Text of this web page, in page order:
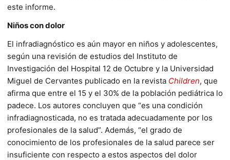
este informe.
Niños con dolor
El infradiagnóstico es aún mayor en niños y adolescentes,
según una revisión de estudios del Instituto de
Investigación del Hospital 12 de Octubre y la Universidad
Miguel de Cervantes publicado en la revista Children, que
afirma que entre el 15 y el 30% de la población pediátrica lo
padece. Los autores concluyen que “es una condición
infradiagnosticada, no es tratada adecuadamente por los
profesionales de la salud”. Además, “el grado de
conocimiento de los profesionales de la salud parece ser
insuficiente con respecto a estos aspectos del dolor